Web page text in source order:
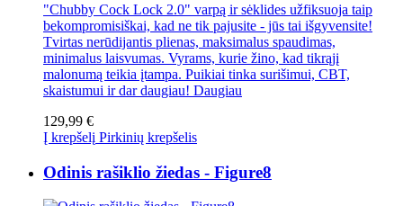
"Chubby Cock Lock 2.0" varpą ir sėklides užfiksuoja taip
bekompromisiškai, kad ne tik pajusite - jūs tai išgyvensite!
Tvirtas nerūdijantis plienas, maksimalus spaudimas,
minimalus laisvumas. Vyrams, kurie žino, kad tikrąjį
malonumą teikia įtampa. Puikiai tinka surišimui, CBT,
skaistumui ir dar daugiau! Daugiau
129,99 €
Į krepšelį Pirkinių krepšelis
Odinis rašiklio žiedas - Figure8